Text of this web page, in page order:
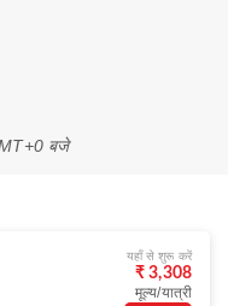
बजे
यहाँ से शुरू करें
₹ 3,308
मूल्य/यात्री